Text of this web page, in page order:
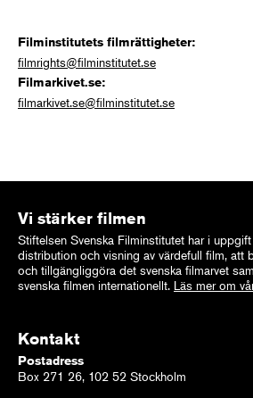
Filminstitutets filmrättigheter:
filmrights@filminstitutet.se
Filmarkivet.se:
filmarkivet.se@filminstitutet.se
Vi stärker filmen
Stiftelsen Svenska Filminstitutet har i
distribution och visning av värdefull film, att
och tillgängliggöra det svenska filmarvet
svenska filmen internationellt. Läs mer om
Kontakt
Postadress
Box 271 26, 102 52 Stockholm